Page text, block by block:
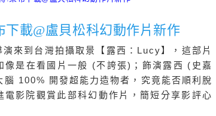
載@盧貝松科幻動作片新作
來到台灣拍攝取景【露西：Lucy】，這部片
像是在看國片一般 (不誇張)；飾演露西 (史嘉
100% 開發超能力造物者，究竟能否順利脫
影院觀賞此部科幻動作片，簡短分享影評心